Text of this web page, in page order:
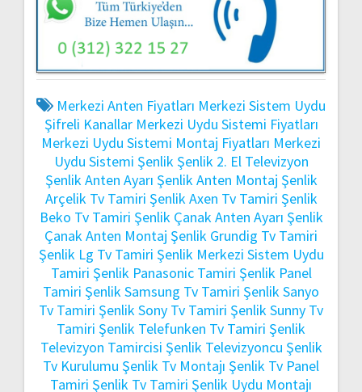
Merkezi Anten Fiyatları Merkezi Sistem Uydu
Şifreli Kanallar Merkezi Uydu Sistemi Fiyatları
Merkezi Uydu Sistemi Montaj Fiyatları Merkezi
Uydu Sistemi Şenlik Şenlik 2. El Televizyon
Şenlik Anten Ayarı Şenlik Anten Montaj Şenlik
Arçelik Tv Tamiri Şenlik Axen Tv Tamiri Şenlik
Beko Tv Tamiri Şenlik Çanak Anten Ayarı Şenlik
Çanak Anten Montaj Şenlik Grundig Tv Tamiri
Şenlik Lg Tv Tamiri Şenlik Merkezi Sistem Uydu
Tamiri Şenlik Panasonic Tamiri Şenlik Panel
Tamiri Şenlik Samsung Tv Tamiri Şenlik Sanyo
Tv Tamiri Şenlik Sony Tv Tamiri Şenlik Sunny Tv
Tamiri Şenlik Telefunken Tv Tamiri Şenlik
Televizyon Tamircisi Şenlik Televizyoncu Şenlik
Tv Kurulumu Şenlik Tv Montajı Şenlik Tv Panel
Tamiri Şenlik Tv Tamiri Şenlik Uydu Montajı